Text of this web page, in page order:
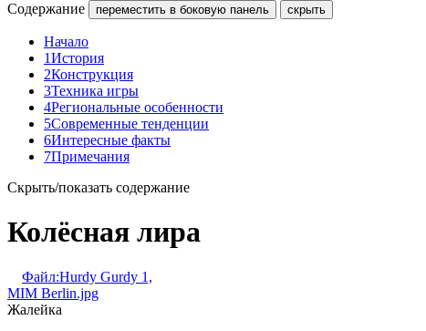
Содержание переместить в боковую панель скрыть
Начало
1История
2Конструкция
3Техника игры
4Региональные особенности
5Современные тенденции
6Интересные факты
7Примечания
Скрыть/показать содержание
Колёсная лира
Файл:Hurdy Gurdy 1,
MIM Berlin.jpg
Жалейка